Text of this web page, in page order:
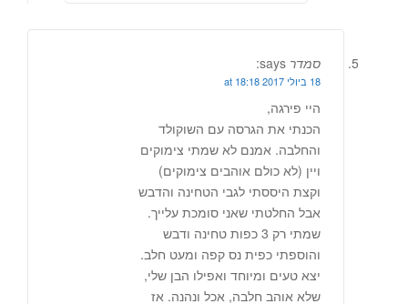
סמדר says:
18 ביולי 2017 at 18:18
היי פירגה,
הכנתי את הגרסה עם השוקולד
והחלבה. אמנם לא שמתי צימוקים
ויין (לא כולם אוהבים צימוקים)
וקצת היססתי לגבי הטחינה והדבש
אבל החלטתי שאני סומכת עלייך.
שמתי רק 3 כפות טחינה ודבש
והוספתי כפית נס קפה ומעט חלב.
יצא טעים ומיוחד ואפילו הבן שלי,
שלא אוהב חלבה, אכל ונהנה. אז